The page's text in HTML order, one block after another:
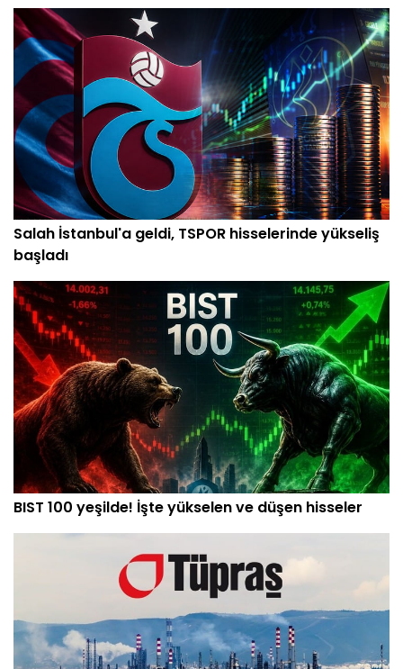
Salah İstanbul'a geldi, TSPOR hisselerinde yükseliş
başladı
BIST 100 yeşilde! İşte yükselen ve düşen hisseler